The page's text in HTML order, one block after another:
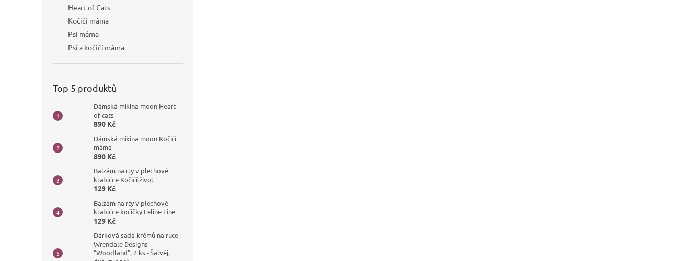
Heart of Cats
Kočičí máma
Psí máma
Psí a kočičí máma
Top 5 produktů
Dámská mikina moon Heart
of cats
890 Kč
Dámská mikina moon Kočičí
máma
890 Kč
Balzám na rty v plechové
krabičce Kočičí život
129 Kč
Balzám na rty v plechové
krabičce kočičky Feline Fine
129 Kč
Dárková sada krémů na ruce
Wrendale Designs
"Woodland", 2 ks - Šalvěj,